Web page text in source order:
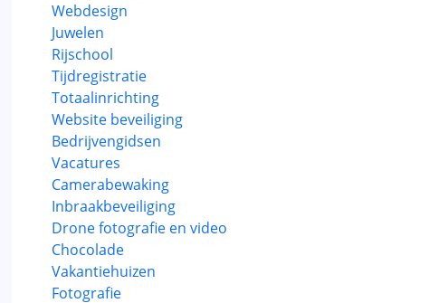
Webdesign
Juwelen
Rijschool
Tijdregistratie
Totaalinrichting
Website beveiliging
Bedrijvengidsen
Vacatures
Camerabewaking
Inbraakbeveiliging
Drone fotografie en video
Chocolade
Vakantiehuizen
Fotografie